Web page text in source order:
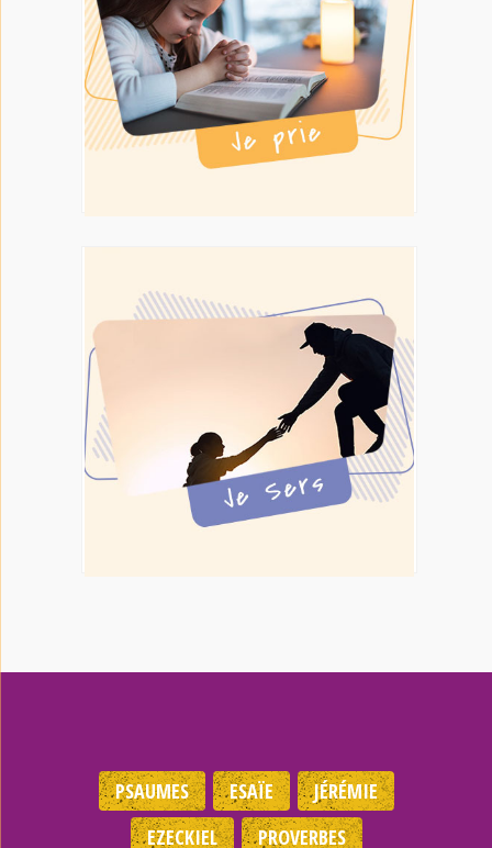
PSAUMES ESAÏE
JÉRÉMIE
EZECKIEL
PROVERBES